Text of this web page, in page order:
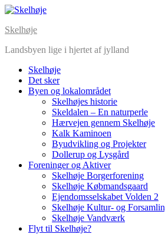
Skip
content
Skelhøje
Landsbyen lige i hjertet af jylland
Skelhøje
Det sker
Byen og lokalområdet
Skelhøjes historie
Skeldalen – En naturperle
Hærvejen gennem Skelhøje
Kalk Kaminoen
Byudvikling og Projekter
Dollerup og Lysgård
Foreninger og Aktiver
Skelhøje Borgerforening
Skelhøje Købmandsgaard
Ejendomsselskabet Volden 2
Skelhøje Kultur- og
Skelhøje Vandværk
Flyt til Skelhøje?